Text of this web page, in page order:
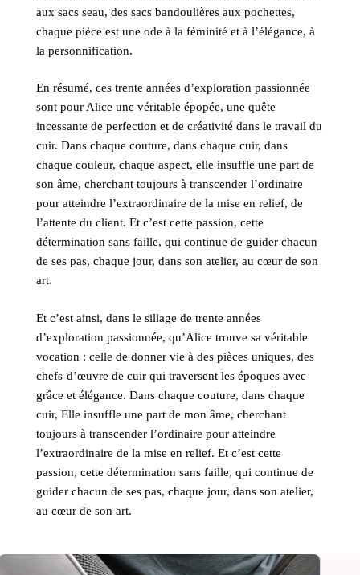
aux sacs seau, des sacs bandoulières aux pochettes,
chaque pièce est une ode à la féminité et à l’élégance, à
la personnification.
En résumé, ces trente années d’exploration passionnée
sont pour Alice une véritable épopée, une quête
incessante de perfection et de créativité dans le travail du
cuir. Dans chaque couture, dans chaque cuir, dans
chaque couleur, chaque aspect, elle insuffle une part de
son âme, cherchant toujours à transcender l’ordinaire
pour atteindre l’extraordinaire de la mise en relief, de
l’attente du client. Et c’est cette passion, cette
détermination sans faille, qui continue de guider chacun
de ses pas, chaque jour, dans son atelier, au cœur de son
art.
Et c’est ainsi, dans le sillage de trente années
d’exploration passionnée, qu’Alice trouve sa véritable
vocation : celle de donner vie à des pièces uniques, des
chefs-d’œuvre de cuir qui traversent les époques avec
grâce et élégance. Dans chaque couture, dans chaque
cuir, Elle insuffle une part de mon âme, cherchant
toujours à transcender l’ordinaire pour atteindre
l’extraordinaire de la mise en relief. Et c’est cette
passion, cette détermination sans faille, qui continue de
guider chacun de ses pas, chaque jour, dans son atelier,
au cœur de son art.